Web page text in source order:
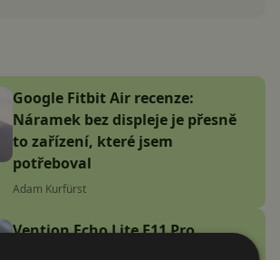
Google Fitbit Air recenze:
Náramek bez displeje je přesně
to zařízení, které jsem
potřeboval
Adam Kurfürst
Vention Echo Lite E11 Pro